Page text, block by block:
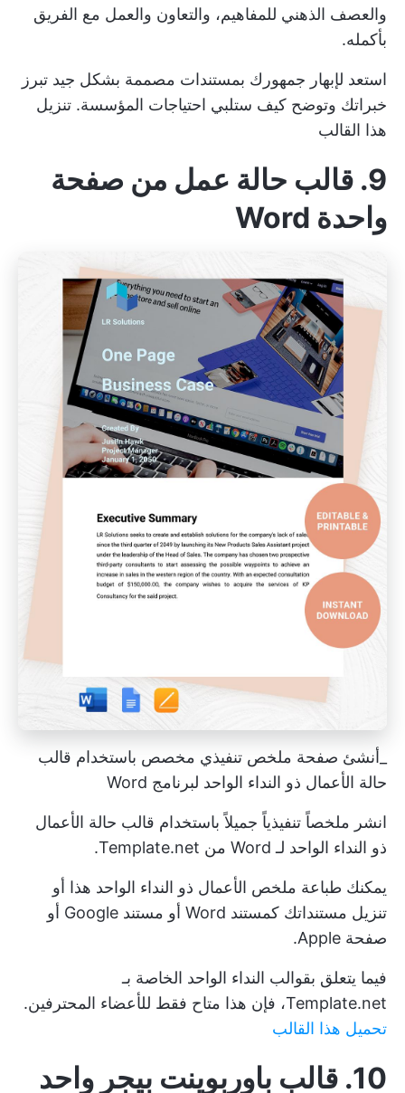
والعصف الذهني للمفاهيم، والتعاون والعمل مع الفريق
بأكمله.
استعد لإبهار جمهورك بمستندات مصممة بشكل جيد تبرز
خبراتك وتوضح كيف ستلبي احتياجات المؤسسة. تنزيل
هذا القالب
9. قالب حالة عمل من صفحة
واحدة Word
_أنشئ صفحة ملخص تنفيذي مخصص باستخدام قالب
حالة الأعمال ذو النداء الواحد لبرنامج Word
انشر ملخصاً تنفيذياً جميلاً باستخدام قالب حالة الأعمال
ذو النداء الواحد لـ Word من Template.net.
يمكنك طباعة ملخص الأعمال ذو النداء الواحد هذا أو
تنزيل مستنداتك كمستند Word أو مستند Google أو
صفحة Apple.
فيما يتعلق بقوالب النداء الواحد الخاصة بـ
Template.net، فإن هذا متاح فقط للأعضاء المحترفين.
تحميل هذا القالب
10. قالب باوربوينت بيجر واحد